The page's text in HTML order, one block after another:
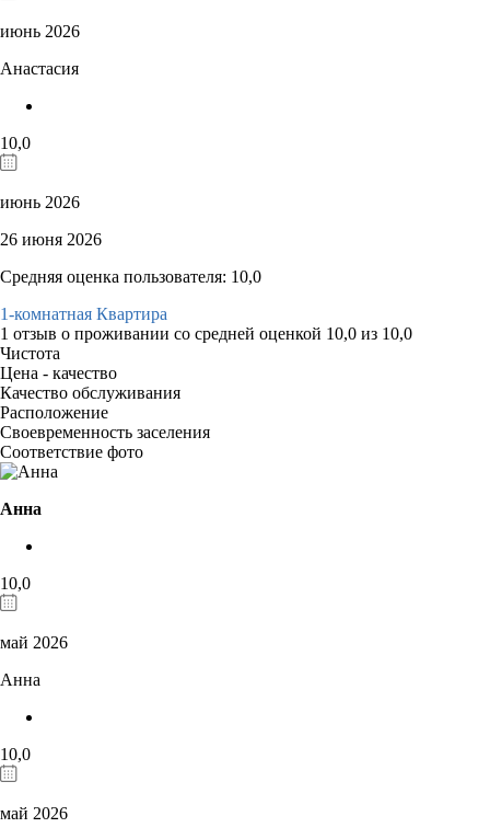
июнь 2026
Анастасия
10,0
июнь 2026
26 июня 2026
Средняя оценка пользователя: 10,0
1-комнатная Квартира
1 отзыв о проживании со средней оценкой 10,0 из 10,0
Чистота
Цена - качество
Качество обслуживания
Расположение
Своевременность заселения
Соответствие фото
Анна
10,0
май 2026
Анна
10,0
май 2026